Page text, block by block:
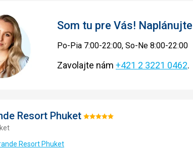
Som tu pre Vás!
Po-Pia 7:00-22:00, So-Ne 8:00-22:00
Zavolajte nám +421 2 3221 0462.
Resort Phuket Hodnotenie:
Resort Phuket